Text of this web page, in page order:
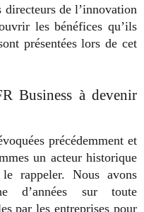
de l’innovation
les bénéfices qu’ils
présentées lors de cet
Business à devenir
précédemment et
un acteur historique
rappeler. Nous avons
d’années sur toute
par les entreprises pour